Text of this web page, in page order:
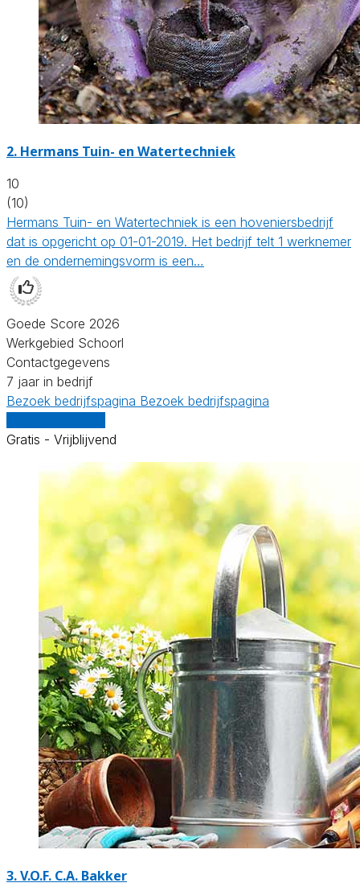
2. Hermans Tuin- en Watertechniek
10
(10)
Hermans Tuin- en Watertechniek is een hoveniersbedrijf
dat is opgericht op 01-01-2019. Het bedrijf telt 1 werknemer
en de ondernemingsvorm is een…
Goede Score 2026
Werkgebied Schoorl
Contactgegevens
7 jaar in bedrijf
Bezoek bedrijfspagina Bezoek bedrijfspagina
Gratis - Vrijblijvend
3.V.O.F. C.A. Bakker